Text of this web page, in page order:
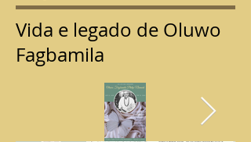
Vida e legado de Oluwo
Fagbamila